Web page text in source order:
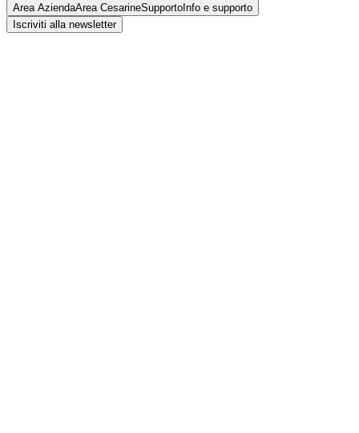
Area AziendaArea CesarineSupporto Info e supporto
Iscriviti alla newsletter